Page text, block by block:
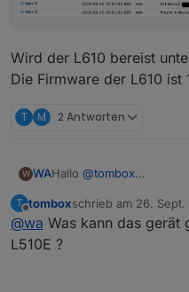
Wird der L610 bereist
Die Firmware der L610 ist
T M 2 Antworten
W WAHallo @tombox
ich habe den Adapter
Die Steckdose P110
gesteuert werden.
T
Offline
tomboxschrieb am 26.
zuletzt editiert von
@wa Was kann das gerät
L510E ?